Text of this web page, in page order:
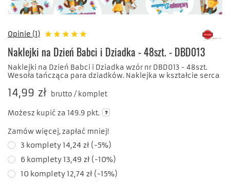
Opinie (1)
Naklejki na Dzień Babci i Dziadka - 48szt. - DBD013
Naklejki na Dzień Babci i Dziadka wzór nr DBD013 - 48szt.
Wesoła tańcząca para dziadków. Naklejka w kształcie serca
14,99 zł brutto / komplet
Możesz kupić za 149.9 pkt.
Zamów więcej, zapłać mniej!
3 komplety14,24 zł (-5%)
6 komplety13,49 zł (-10%)
10 komplety12,74 zł (-15%)